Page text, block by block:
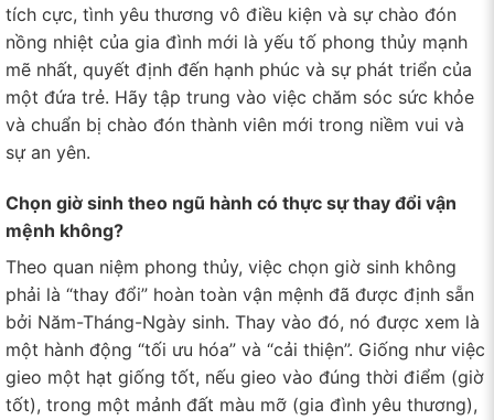
tích cực, tình yêu thương vô điều kiện và sự chào đón
nồng nhiệt của gia đình mới là yếu tố phong thủy mạnh
mẽ nhất, quyết định đến hạnh phúc và sự phát triển của
một đứa trẻ. Hãy tập trung vào việc chăm sóc sức khỏe
và chuẩn bị chào đón thành viên mới trong niềm vui và
sự an yên.
Chọn giờ sinh theo ngũ hành có thực sự thay đổi vận
mệnh không?
Theo quan niệm phong thủy, việc chọn giờ sinh không
phải là “thay đổi” hoàn toàn vận mệnh đã được định sẵn
bởi Năm-Tháng-Ngày sinh. Thay vào đó, nó được xem là
một hành động “tối ưu hóa” và “cải thiện”. Giống như việc
gieo một hạt giống tốt, nếu gieo vào đúng thời điểm (giờ
tốt), trong một mảnh đất màu mỡ (gia đình yêu thương),